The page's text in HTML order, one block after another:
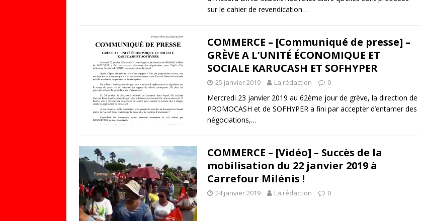
sur le cahier de revendication…
COMMERCE – [Communiqué de presse] –
GRÈVE A L’UNITÉ ÉCONOMIQUE ET
SOCIALE KARUCASH ET SOFHYPER
25 janvier 2019 La rédaction 0
Mercredi 23 janvier 2019 au 62ème jour de grève, la direction de
PROMOCASH et de SOFHYPER a fini par accepter d’entamer des
négociations,…
COMMERCE – [Vidéo] – Succès de la
mobilisation du 22 janvier 2019 à
Carrefour Milénis !
24 janvier 2019 La rédaction 0